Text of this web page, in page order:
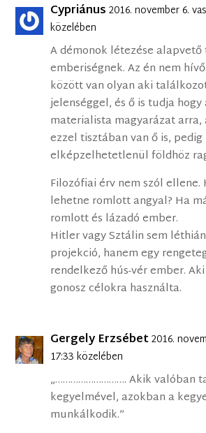
Cypriánus 2016. november 6.
közelében
A démonok létezése
emberiségnek. Az én nem
között van olyan aki
jelenséggel, és ő is tudja hogy
materialista magyarázat
ezzel tisztában van ő is, pedig
elképzelhetetlenül földhöz
Filozófiai érv nem szól ellene.
lehetne romlott angyal? Ha
romlott és lázadó ember.
Hitler vagy Sztálin sem
projekció, hanem egy
rendelkező hús-vér ember.
gonosz célokra használta.
Gergely Erzsébet2016.
17:33 közelében
„………………………. Akik valóban
kegyelmével, azokban a
munkálkodik.”